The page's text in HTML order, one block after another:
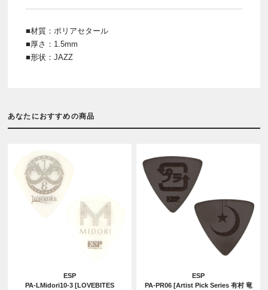
■材質：ポリアセタール
■厚さ：1.5mm
■形状：JAZZ
あなたにおすすめの商品
ESP
PA-LMidori10-3 [LOVEBITES
ESP
PA-PR06 [Artist Pick Series 有村 竜